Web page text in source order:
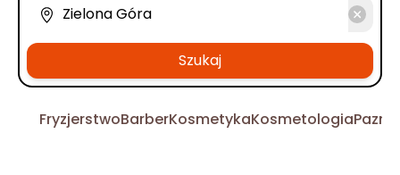
Szukaj
FryzjerstwoBarberKosmetykaKosmetologia